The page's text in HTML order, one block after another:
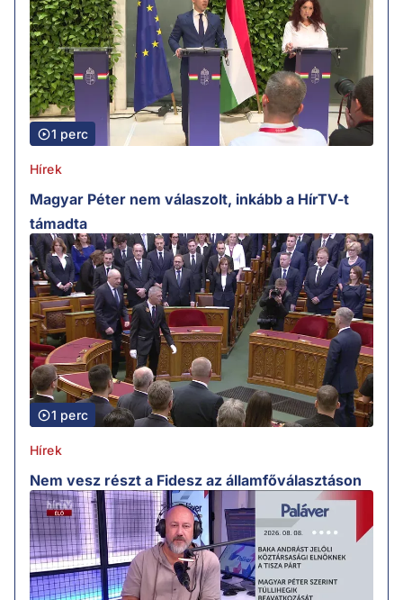
1 perc
Hírek
Magyar Péter nem válaszolt, inkább a HírTV-t
támadta
1 perc
Hírek
Nem vesz részt a Fidesz az államfőválasztáson